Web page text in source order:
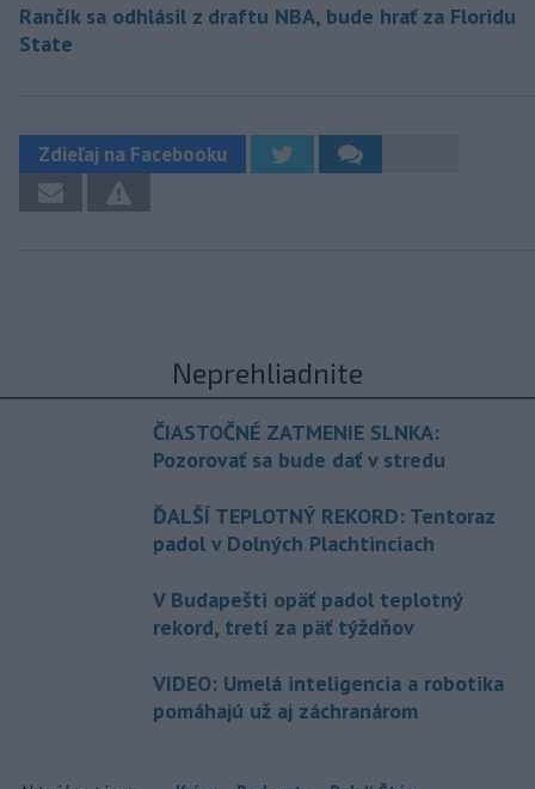
Rančík sa odhlásil z draftu NBA, bude hrať za Floridu
State
Zdieľaj na Facebooku
Neprehliadnite
ČIASTOČNÉ ZATMENIE SLNKA:
Pozorovať sa bude dať v stredu
ĎALŠÍ TEPLOTNÝ REKORD: Tentoraz
padol v Dolných Plachtinciach
V Budapešti opäť padol teplotný
rekord, tretí za päť týždňov
VIDEO: Umelá inteligencia a robotika
pomáhajú už aj záchranárom